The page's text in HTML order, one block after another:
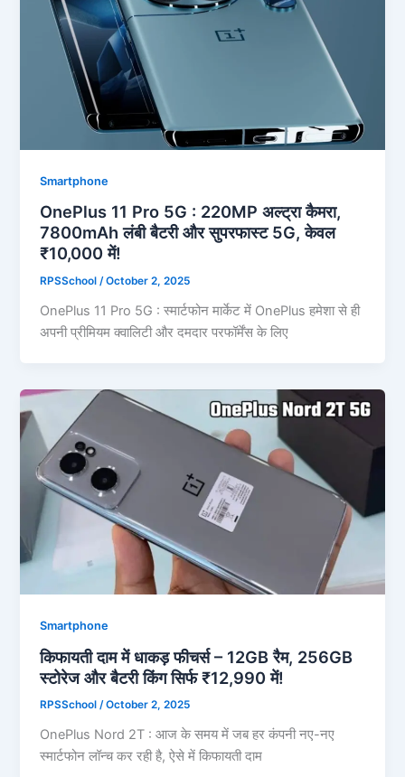
Smartphone
OnePlus 11 Pro 5G : 220MP अल्ट्रा कैमरा,
7800mAh लंबी बैटरी और सुपरफास्ट 5G, केवल
₹10,000 में!
RPSSchool/October 2, 2025
OnePlus 11 Pro 5G : स्मार्टफोन मार्केट में OnePlus हमेशा से ही
अपनी प्रीमियम क्वालिटी और दमदार परफॉर्मेंस के लिए
Smartphone
किफायती दाम में धाकड़ फीचर्स – 12GB रैम, 256GB
स्टोरेज और बैटरी किंग सिर्फ ₹12,990 में!
RPSSchool/October 2, 2025
OnePlus Nord 2T : आज के समय में जब हर कंपनी नए-नए
स्मार्टफोन लॉन्च कर रही है, ऐसे में किफायती दाम